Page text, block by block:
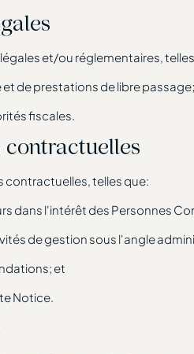
et/ou réglementaires,
de prestations de libre passage;
fiscales.
contractuelles
contractuelles, telles que:
dans l'intérêt des Personnes
de gestion sous l'angle
et
Notice.